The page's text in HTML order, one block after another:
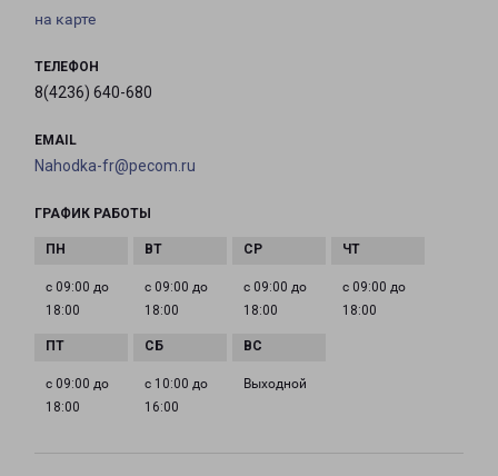
на карте
ТЕЛЕФОН
8(4236) 640-680
EMAIL
Nahodka-fr@pecom.ru
ГРАФИК РАБОТЫ
с 09:00 до
18:00
с 09:00 до
18:00
с 09:00 до
18:00
с 09:00 до
18:00
с 09:00 до
18:00
с 10:00 до
16:00
Выходной